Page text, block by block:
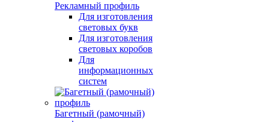
Рекламный профиль
Для изготовления
световых букв
Для изготовления
световых коробов
Для
информационных
систем
Багетный (рамочный)